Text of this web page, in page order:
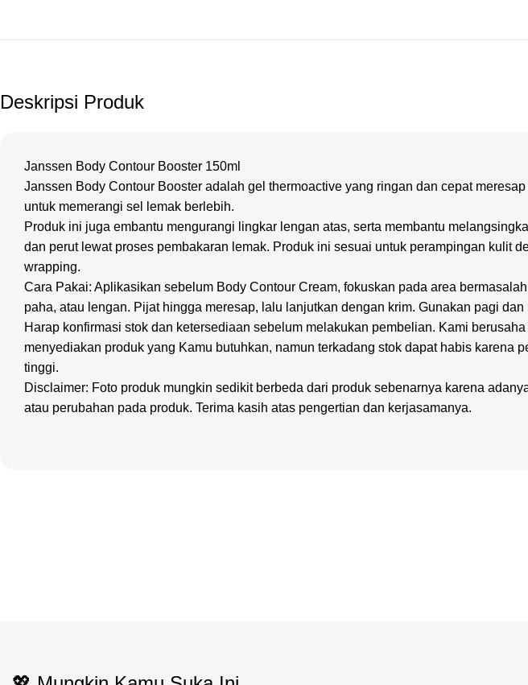
Deskripsi Produk
Janssen Body Contour Booster 150ml
Janssen Body Contour Booster adalah gel thermoactive yang ringan dan cepat
untuk memerangi sel lemak berlebih.
Produk ini juga embantu mengurangi lingkar lengan atas, serta membantu
dan perut lewat proses pembakaran lemak. Produk ini sesuai untuk perampingan kulit
wrapping.
Cara Pakai: Aplikasikan sebelum Body Contour Cream, fokuskan pada area
paha, atau lengan. Pijat hingga meresap, lalu lanjutkan dengan krim. Gunakan pagi dan
Harap konfirmasi stok dan ketersediaan sebelum melakukan pembelian. Kami
menyediakan produk yang Kamu butuhkan, namun terkadang stok dapat habis karena
tinggi.
Disclaimer: Foto produk mungkin sedikit berbeda dari produk sebenarnya karena
atau perubahan pada produk. Terima kasih atas pengertian dan kerjasamanya.